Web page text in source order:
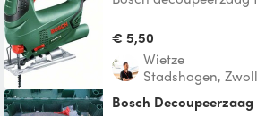
een afzuigsta
€ 5,50
Wietze
Stadshagen,
Bosch Decoupeerzaag